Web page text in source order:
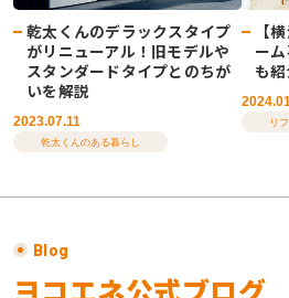
乾太くんのデラックスタイプ
がリニューアル！旧モデルや
スタンダードタイプとのちが
いを解説
2023.07.11
乾太くんのある暮らし
【
ー
も
リ
Blog
ヨコエネ公式ブログ